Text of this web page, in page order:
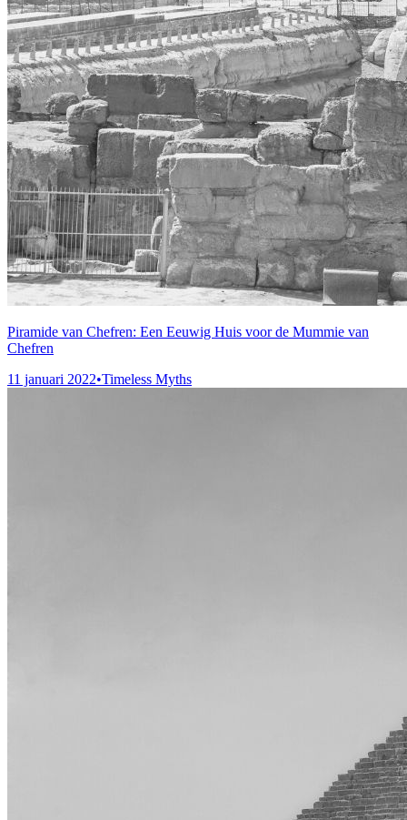
Piramide van Chefren: Een Eeuwig Huis voor de Mummie van
Chefren
11 januari 2022•Timeless Myths